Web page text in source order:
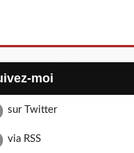
moi
sur Twitter
via RSS